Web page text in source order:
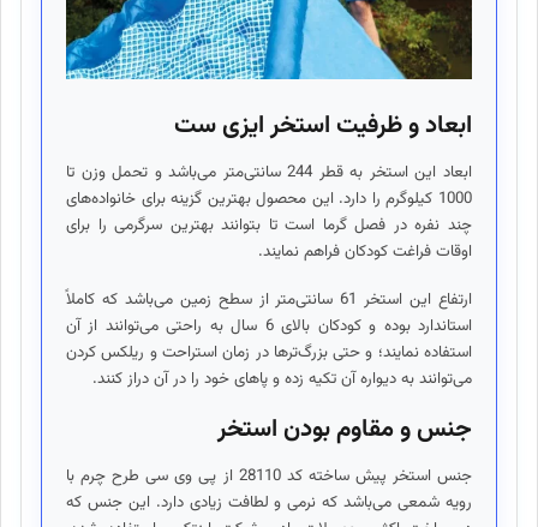
ابعاد و ظرفیت استخر ایزی ست
ابعاد این استخر به قطر 244 سانتی‌متر می‌باشد و تحمل وزن تا
1000 کیلوگرم را دارد. این محصول بهترین گزینه برای خانواده‌های
چند نفره در فصل گرما است تا بتوانند بهترین سرگرمی را برای
اوقات فراغت کودکان فراهم نمایند.
ارتفاع این استخر 61 سانتی‌متر از سطح زمین می‌باشد که کاملاً
استاندارد بوده و کودکان بالای 6 سال به راحتی می‌توانند از آن
استفاده نمایند؛ و حتی بزرگ‌ترها در زمان استراحت و ریلکس کردن
می‌توانند به دیواره آن تکیه زده و پاهای خود را در آن دراز کنند.
جنس و مقاوم بودن استخر
جنس استخر پیش ساخته کد 28110 از پی وی سی طرح چرم با
رویه شمعی می‌باشد که نرمی و لطافت زیادی دارد. این جنس که